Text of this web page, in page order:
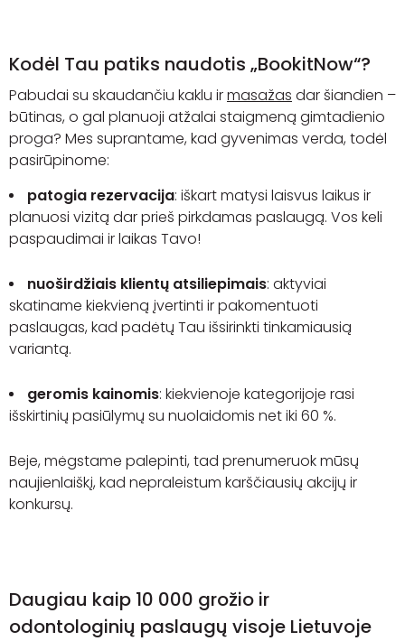
Kodėl Tau patiks naudotis „BookitNow“?
Pabudai su skaudančiu kaklu irmasažas dar šiandien –
būtinas, o gal planuoji atžalai staigmeną gimtadienio
proga? Mes suprantame, kad gyvenimas verda, todėl
pasirūpinome:
patogia rezervacija: iškart matysi laisvus laikus ir
planuosi vizitą dar prieš pirkdamas paslaugą. Vos keli
paspaudimai ir laikas Tavo!
nuoširdžiais klientų atsiliepimais: aktyviai
skatiname kiekvieną įvertinti ir pakomentuoti
paslaugas, kad padėtų Tau išsirinkti tinkamiausią
variantą.
geromis kainomis: kiekvienoje kategorijoje rasi
išskirtinių pasiūlymų su nuolaidomis net iki 60 %.
Beje, mėgstame palepinti, tad prenumeruok mūsų
naujienlaiškį, kad nepraleistum karščiausių akcijų ir
konkursų.
Daugiau kaip 10 000 grožio ir
odontologinių paslaugų visoje Lietuvoje